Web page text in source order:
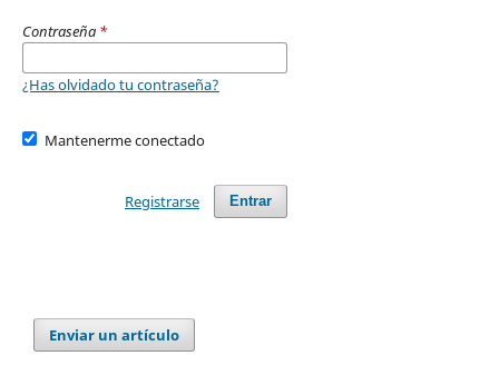
Contraseña *
¿Has olvidado tu contraseña?
Mantenerme conectado
Entrar
Registrarse
Enviar un artículo